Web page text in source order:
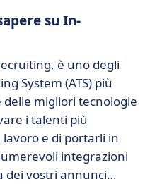
su In-
è uno degli
System (ATS) più
delle migliori tecnologie
i talenti più
e di portarli in
integrazioni
dei vostri annunci